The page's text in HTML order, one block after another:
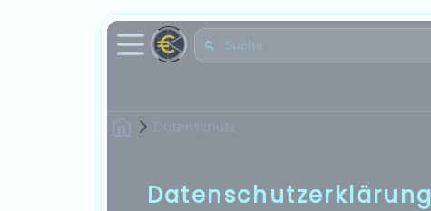
Datenschutz
Datenschutzerklärung